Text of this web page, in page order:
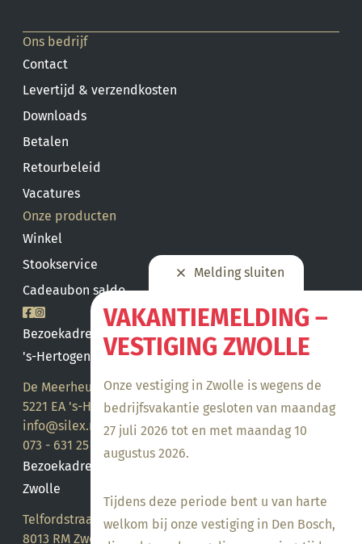
Melding sluiten
VAKANTIEMELDING –
VESTIGING ZWOLLE
Onze vestiging in Zwolle is wegens de
bedrijfsvakantie gesloten van maandag
27 juli 2026 tot en met maandag 10
augustus 2026.
Tijdens deze periode bent u van harte
welkom bij onze vestiging in Den Bosch,
Ons bedrijf
Contact
Levertijd & verzendkosten
Downloads
Betalen
Retourbeleid
Vacatures
Onze producten
Winkel
Stookservice
Cadeaubon saldo
Bezoekadres
's-Hertogenbosch
De Meerheuvel 21
5221 EA 's-Hertogenbosch
info@silex.nl
073 - 631 25 28
Bezoekadres
Zwolle
Telfordstraat 14
8013 RM Zwolle